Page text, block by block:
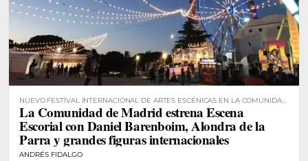
NUEVO FESTIVAL INTERNACIONAL DE ARTES ESCÉNICAS EN LA COMUNIDAD
DE MADRID
La Comunidad de Madrid estrena Escena
Escorial con Daniel Barenboim, Alondra de la
Parra y grandes figuras internacionales
ANDRÉS FIDALGO